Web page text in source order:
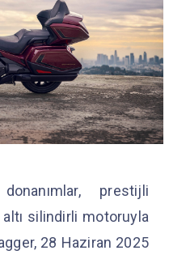
prestijli
silindirli motoruyla
28 Haziran 2025